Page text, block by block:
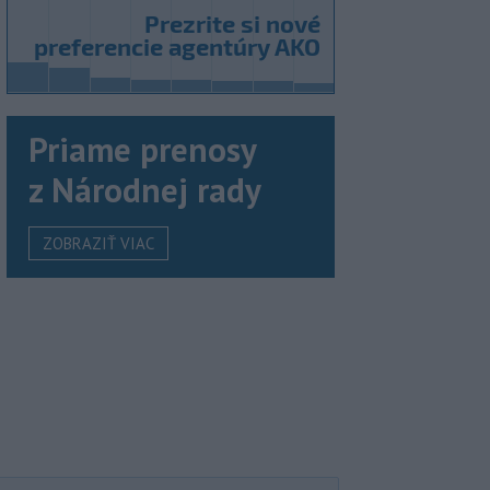
Priame prenosy
z Národnej rady
ZOBRAZIŤ VIAC